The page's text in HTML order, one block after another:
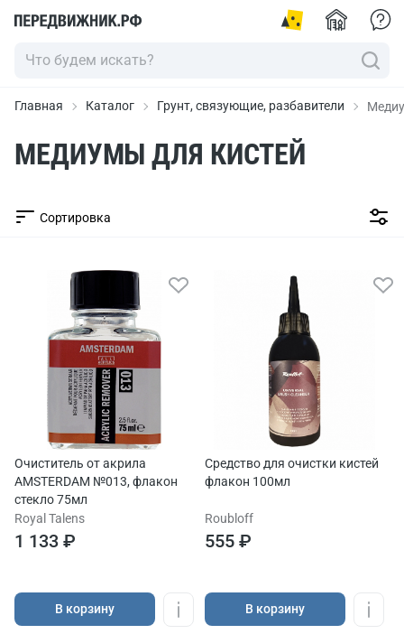
Главная Каталог Грунт, связующие, разбавители
МЕДИУМЫ ДЛЯ КИСТЕЙ
Сортировка
Очиститель от акрила
AMSTERDAM №013, флакон
стекло 75мл
Royal Talens
1 133 ₽
В корзину
Средство для очистки кистей
флакон 100мл
Roubloff
555 ₽
В корзину